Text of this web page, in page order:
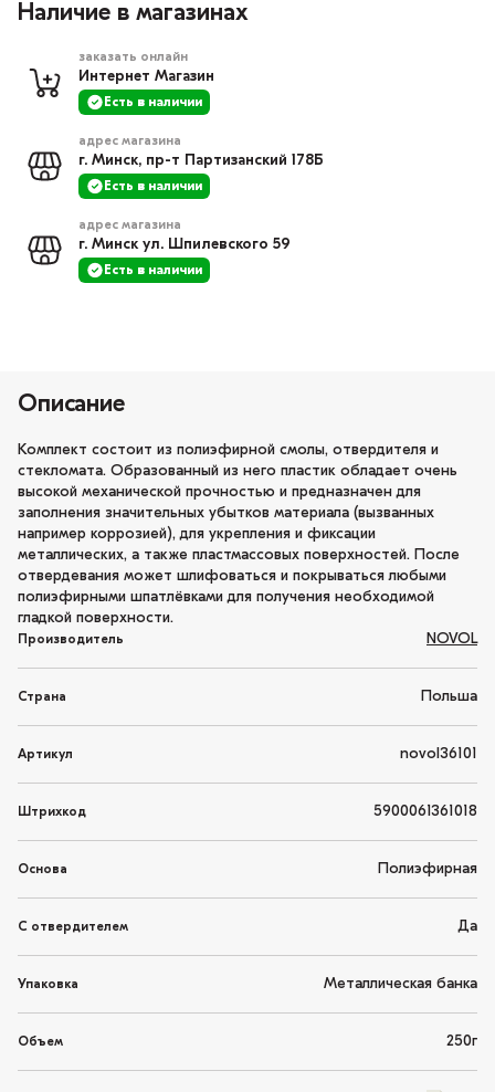
Наличие в магазинах
заказать онлайн
Интернет Магазин
Есть в наличии
адрес магазина
г. Минск, пр-т Партизанский 178Б
Есть в наличии
адрес магазина
г. Минск ул. Шпилевского 59
Есть в наличии
Описание
Комплект состоит из полиэфирной смолы, отвердителя и
стекломата. Образованный из него пластик обладает очень
высокой механической прочностью и предназначен для
заполнения значительных убытков материала (вызванных
например коррозией), для укрепления и фиксации
металлических, а также пластмассовых поверхностей. После
отвердевания может шлифоваться и покрываться любыми
полиэфирными шпатлёвками для получения необходимой
гладкой поверхности.
Производитель NOVOL
Страна Польша
Артикул novol36101
Штрихкод 5900061361018
Основа Полиэфирная
С отвердителем Да
Упаковка Металлическая банка
Объем 250г